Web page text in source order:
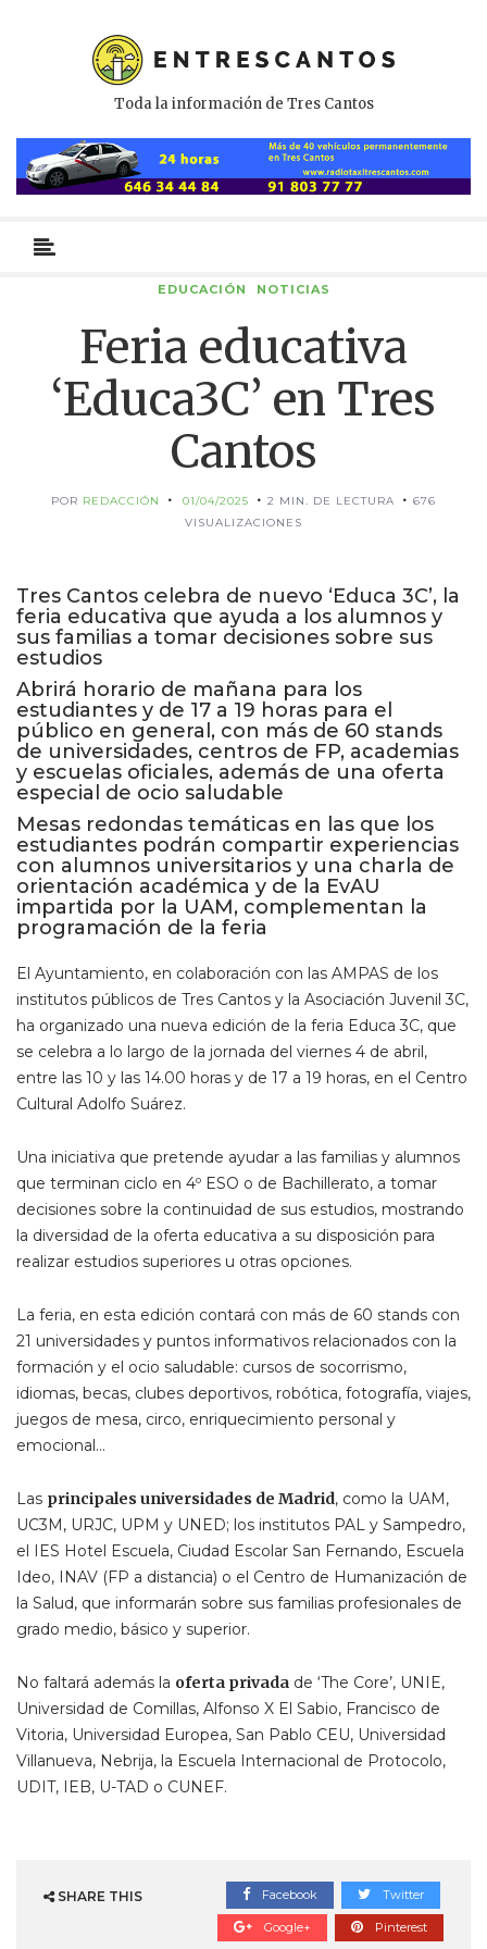
Toda la información de Tres Cantos
primario
EDUCACIÓN NOTICIAS
Feria educativa
‘Educa3C’ en Tres
Cantos
POR REDACCIÓN 01/04/2025 2 MIN. DE LECTURA
676
VISUALIZACIONES
Tres Cantos celebra de nuevo ‘Educa 3C’, la
feria educativa que ayuda a los alumnos y
sus familias a tomar decisiones sobre sus
estudios
Abrirá horario de mañana para los
estudiantes y de 17 a 19 horas para el
público en general, con más de 60 stands
de universidades, centros de FP, academias
y escuelas oficiales, además de una oferta
especial de ocio saludable
Mesas redondas temáticas en las que los
estudiantes podrán compartir experiencias
con alumnos universitarios y una charla de
orientación académica y de la EvAU
impartida por la UAM, complementan la
programación de la feria
El Ayuntamiento, en colaboración con las AMPAS de los
institutos públicos de Tres Cantos y la Asociación Juvenil 3C,
ha organizado una nueva edición de la feria Educa 3C, que
se celebra a lo largo de la jornada del viernes 4 de abril,
entre las 10 y las 14.00 horas y de 17 a 19 horas, en el Centro
Cultural Adolfo Suárez.
Una iniciativa que pretende ayudar a las familias y alumnos
que terminan ciclo en 4º ESO o de Bachillerato, a tomar
decisiones sobre la continuidad de sus estudios, mostrando
la diversidad de la oferta educativa a su disposición para
realizar estudios superiores u otras opciones.
La feria, en esta edición contará con más de 60 stands con
21 universidades y puntos informativos relacionados con la
formación y el ocio saludable: cursos de socorrismo,
idiomas, becas, clubes deportivos, robótica, fotografía, viajes,
juegos de mesa, circo, enriquecimiento personal y
emocional…
Las principales universidades de Madrid, como la UAM,
UC3M, URJC, UPM y UNED; los institutos PAL y Sampedro,
el IES Hotel Escuela, Ciudad Escolar San Fernando, Escuela
Ideo, INAV (FP a distancia) o el Centro de Humanización de
la Salud, que informarán sobre sus familias profesionales de
grado medio, básico y superior.
No faltará además la oferta privada de ‘The Core’, UNIE,
Universidad de Comillas, Alfonso X El Sabio, Francisco de
Vitoria, Universidad Europea, San Pablo CEU, Universidad
Villanueva, Nebrija, la Escuela Internacional de Protocolo,
UDIT, IEB, U-TAD o CUNEF.
SHARE THIS Facebook Twitter
Google+ Pinterest